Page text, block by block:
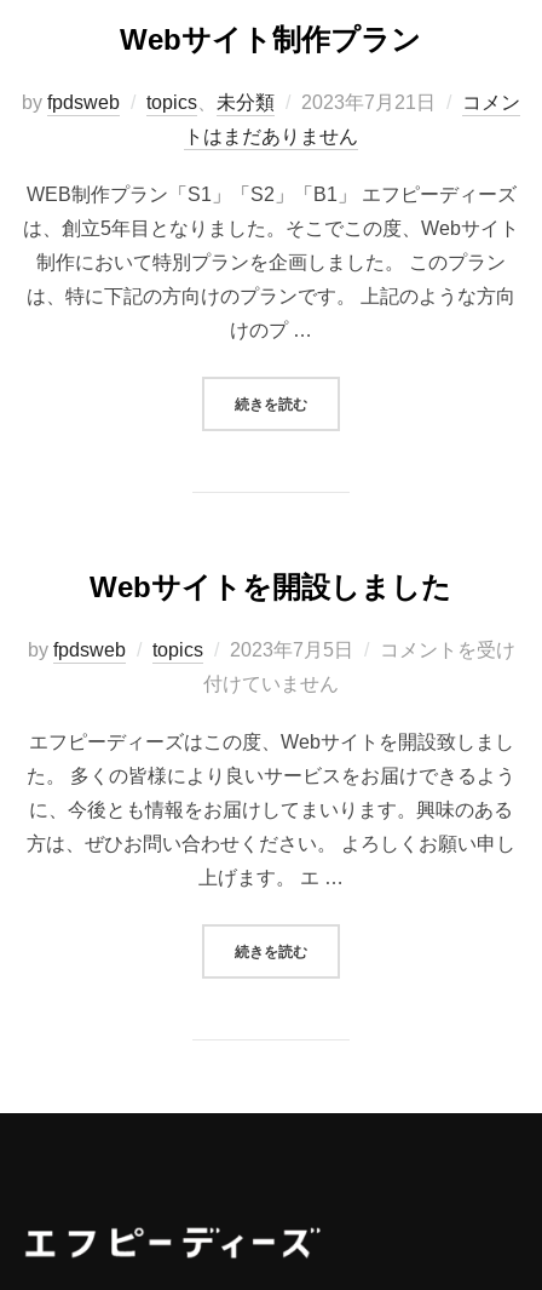
Webサイト制作プラン
by fpdsweb topics 未分類
投
稿
2023年7月21日
コメン
トはまだありません
WEB制作プラン「S1」「S2」「B1」 エフピーディーズ
は、創立5年目となりました。そこでこの度、Webサイト
制作において特別プランを企画しました。 このプラン
は、特に下記の方向けのプランです。 上記のような方向
けのプ …
続きを読む“WEBサイト制作プラン”
Webサイトを開設しました
by fpdsweb topics
投
稿
2023年7月5日
コメントを受け
付けていません
エフピーディーズはこの度、Webサイトを開設致しまし
た。 多くの皆様により良いサービスをお届けできるよう
に、今後とも情報をお届けしてまいります。興味のある
方は、ぜひお問い合わせください。 よろしくお願い申し
上げます。 エ …
続きを読む“WEBサイトを開設しました”